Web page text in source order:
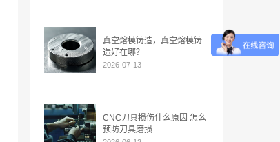
真空熔模铸造，真空熔模铸
造好在哪？
2026-07-13
CNC刀具损伤什么原因 怎么
预防刀具磨损